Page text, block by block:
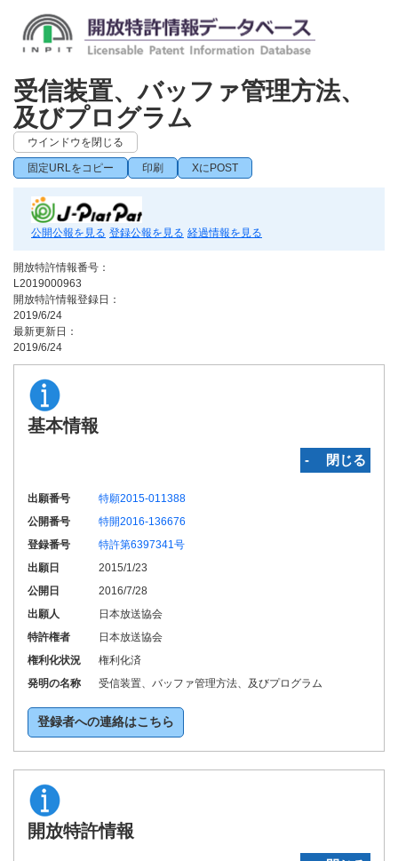
受信装置、バッファ管理方法、
及びプログラム
ウインドウを閉じる
固定URLをコピー 印刷 XにPOST
公開公報を見る 登録公報を見る 経過情報を見る
開放特許情報番号：
L2019000963
開放特許情報登録日：
2019/6/24
最新更新日：
2019/6/24
基本情報
‐ 閉じる
出願番号
特願2015-011388
公開番号
特開2016-136676
登録番号
特許第6397341号
出願日
2015/1/23
公開日
2016/7/28
出願人
日本放送協会
特許権者
日本放送協会
権利化状況
権利化済
発明の名称
受信装置、バッファ管理方法、及びプログラム
登録者への連絡はこちら
開放特許情報